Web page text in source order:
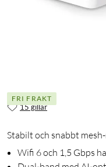
FRI FRAKT
15 gillar
Stabilt och snabbt
Wifi 6 och 1,5 Gbps